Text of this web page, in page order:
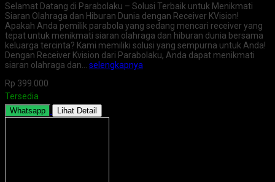
Selamat Datang di Parabolaku – Solusi Terbaik untuk Menikmati
Siaran Olahraga dan Hiburan Dunia dengan Receiver KVision!
Apakah Anda pemilik parabola yang sedang mencari receiver yang
tepat untuk menikmati siaran olahraga dan hiburan dunia bersama
keluarga tercinta? Kami memiliki solusi yang sempurna untuk Anda!
Dengan Receiver Kvision dari Parabolaku, Anda dapat menikmati
siaran olahraga dan… selengkapnya
Rp 399.000
Tersedia
Whatsapp Lihat Detail